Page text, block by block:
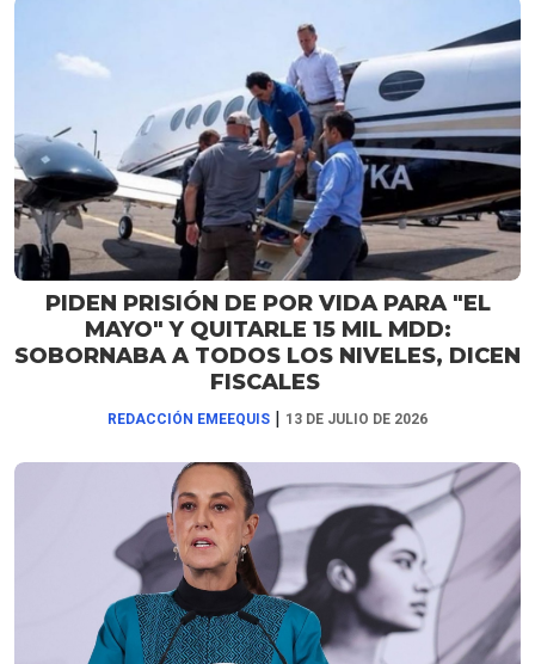
PIDEN PRISIÓN DE POR VIDA PARA "EL
MAYO" Y QUITARLE 15 MIL MDD:
SOBORNABA A TODOS LOS NIVELES, DICEN
FISCALES
REDACCIÓN EMEEQUIS | 13 DE JULIO DE 2026